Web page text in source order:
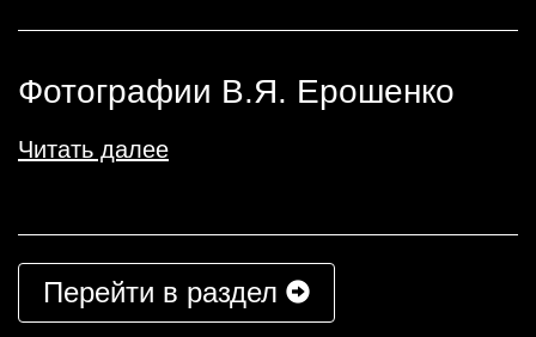
Фотографии В.Я. Ерошенко
Читать далее
Перейти в раздел